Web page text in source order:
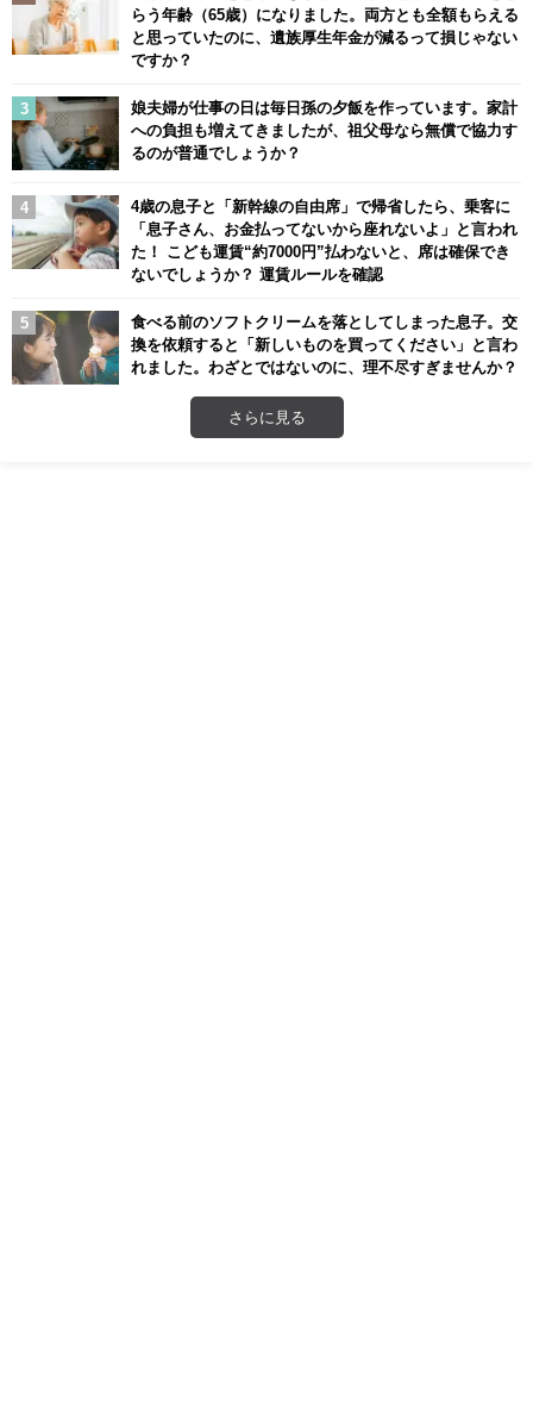
らう年齢（65歳）になりました。両方とも全額もらえる
と思っていたのに、遺族厚生年金が減るって損じゃない
ですか？
娘夫婦が仕事の日は毎日孫の夕飯を作っています。家計
への負担も増えてきましたが、祖父母なら無償で協力す
るのが普通でしょうか？
4歳の息子と「新幹線の自由席」で帰省したら、乗客に
「息子さん、お金払ってないから座れないよ」と言われ
た！ こども運賃“約7000円”払わないと、席は確保でき
ないでしょうか？ 運賃ルールを確認
食べる前のソフトクリームを落としてしまった息子。交
換を依頼すると「新しいものを買ってください」と言わ
れました。わざとではないのに、理不尽すぎませんか？
さらに見る